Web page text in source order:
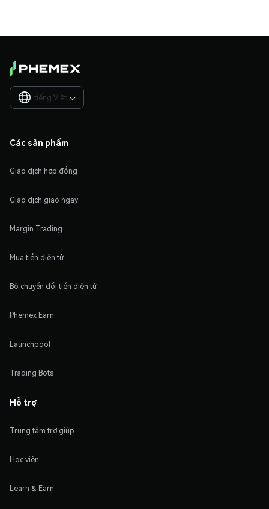
tiếng Việt 
Các sản phẩm
Giao dịch hợp đồng
Giao dịch giao ngay
Margin Trading
Mua tiền điện tử
Bộ chuyển đổi tiền điện tử
Phemex Earn
Launchpool
Trading Bots
Hỗ trợ
Trung tâm trợ giúp
Học viện
Learn & Earn